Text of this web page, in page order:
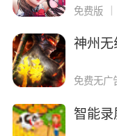
免费版
神州
免费无广
智能